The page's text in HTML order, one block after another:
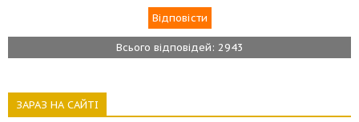
Всього відповідей: 2943
ЗАРАЗ НА САЙТІ